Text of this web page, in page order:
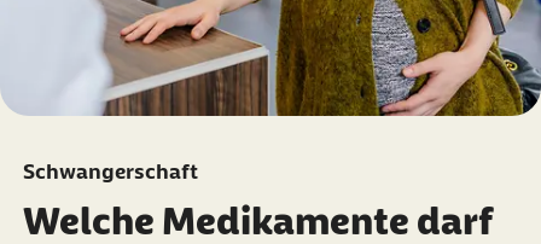
Schwangerschaft
Welche Medikamente darf